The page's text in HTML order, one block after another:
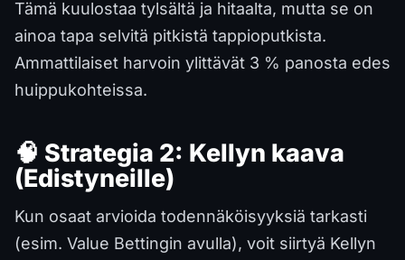
Tämä kuulostaa tylsältä ja hitaalta, mutta se on
ainoa tapa selvitä pitkistä tappioputkista.
Ammattilaiset harvoin ylittävät 3 % panosta edes
huippukohteissa.
🧠 Strategia 2: Kellyn kaava
(Edistyneille)
Kun osaat arvioida todennäköisyyksiä tarkasti
(esim. Value Bettingin avulla), voit siirtyä Kellyn